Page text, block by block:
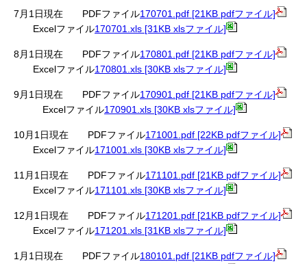
7月1日現在 PDFファイル170701.pdf [21KB pdfファイル]
Excelファイル170701.xls [31KB xlsファイル]
8月1日現在 PDFファイル170801.pdf [21KB pdfファイル]
Excelファイル170801.xls [30KB xlsファイル]
9月1日現在 PDFファイル170901.pdf [21KB pdfファイル]
Excelファイル170901.xls [30KB xlsファイル]
10月1日現在 PDFファイル171001.pdf [22KB pdfファイル]
Excelファイル171001.xls [30KB xlsファイル]
11月1日現在 PDFファイル171101.pdf [21KB pdfファイル]
Excelファイル171101.xls [30KB xlsファイル]
12月1日現在 PDFファイル171201.pdf [21KB pdfファイル]
Excelファイル171201.xls [31KB xlsファイル]
1月1日現在 PDFファイル180101.pdf [21KB pdfファイル]